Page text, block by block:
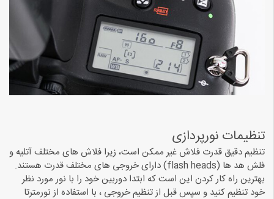
تنظیمات نورپردازی
تنظیم دقیق قدرت فلاش غیر ممکن است، زیرا فلاش های مختلف آتلیه و
فلش هد ها (flash heads) دارای خروجی های مختلف قدرت هستند.
بهترین راه کار کردن این است که ابتدا دوربین خود را با نور مورد نظر
خود تنظیم کنید و سپس قبل از تنظیم خروجی ، با استفاده از نورمترتا